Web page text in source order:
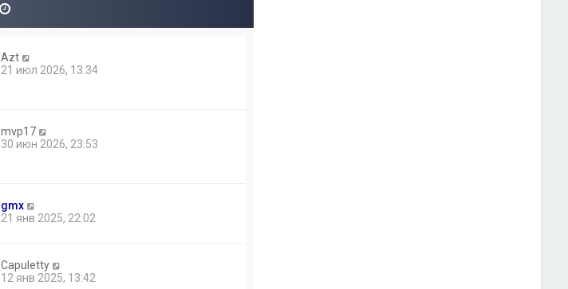
Azt
21 июл 2026, 13:34
mvp17
30 июн 2026, 23:53
gmx
21 янв 2025, 22:02
Capuletty
12 янв 2025, 13:42